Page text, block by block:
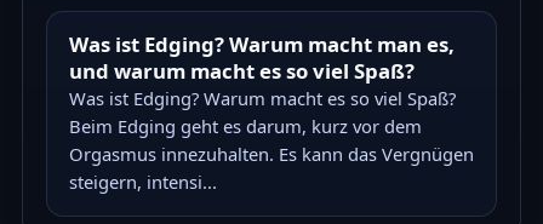
Was ist Edging? Warum macht man es,
und warum macht es so viel Spaß?
Was ist Edging? Warum macht es so viel Spaß?
Beim Edging geht es darum, kurz vor dem
Orgasmus innezuhalten. Es kann das Vergnügen
steigern, intensi...